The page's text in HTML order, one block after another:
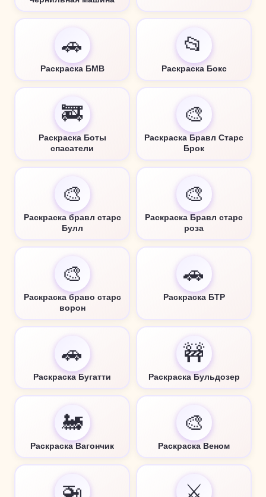
🚗
Раскраска БМВ
📂
Раскраска Бокс
🚒
Раскраска Боты
спасатели
🎨
Раскраска Бравл Старс
Брок
🎨
Раскраска бравл старс
Булл
🎨
Раскраска Бравл старс
роза
🎨
Раскраска браво старс
ворон
🚗
Раскраска БТР
🚗
Раскраска Бугатти
🚧
Раскраска Бульдозер
🚂
Раскраска Вагончик
🎨
Раскраска Веном
🚁 ⚔️